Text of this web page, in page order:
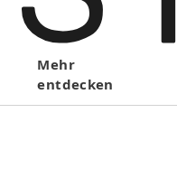
Mehr
entdecken